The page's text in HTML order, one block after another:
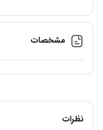
قدرت
مشخصات
نظرات